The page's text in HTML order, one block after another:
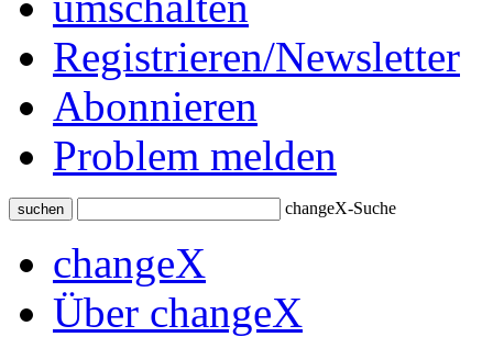
Registrieren/Newsletter
Abonnieren
Problem melden
suchen changeX-Suche
changeX
Über changeX